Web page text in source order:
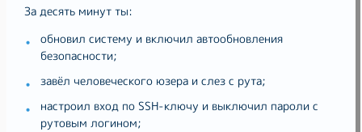
За десять минут ты:
обновил систему и включил автообновления
безопасности;
завёл человеческого юзера и слез с рута;
настроил вход по SSH-ключу и выключил пароли с
рутовым логином;